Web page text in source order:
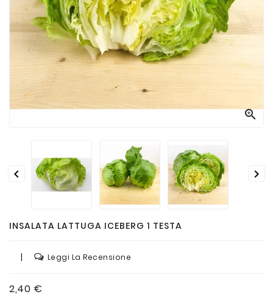
Passate
E
Conserve
Birre

 
INSALATA LATTUGA ICEBERG 1 TESTA
| Leggi La Recensione
2,40 €